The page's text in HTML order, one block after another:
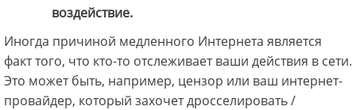
воздействие.
Иногда причиной медленного Интернета является
факт того, что кто-то отслеживает ваши действия в сети.
Это может быть, например, цензор или ваш интернет-
провайдер, который захочет дросселировать /